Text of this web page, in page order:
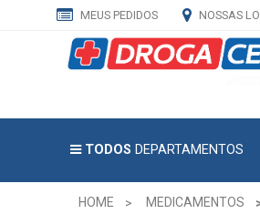
MEUS PEDIDOS NOSSAS
TODOS DEPARTAMENTOS
HOME MEDICAMENTOS
CADASTRE
MAIL
E